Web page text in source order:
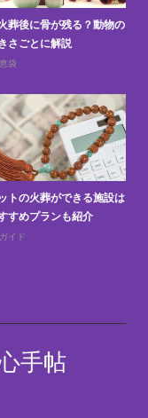
葬後に骨が残る？動物の
さごとに解説
袋
トの火葬ができる施設は
すめプランも紹介
イド
手帖